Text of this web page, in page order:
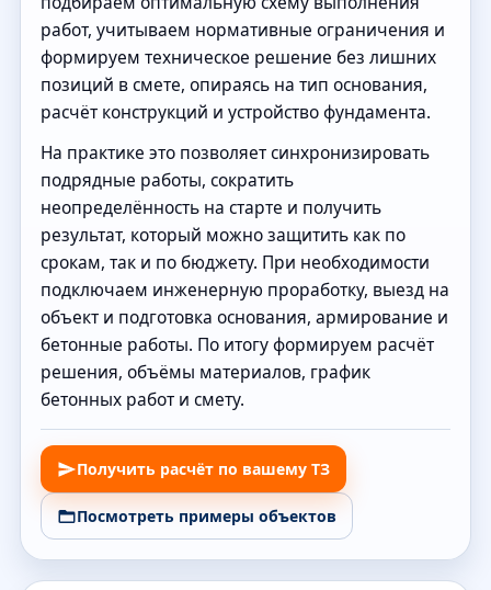
работ, учитываем нормативные ограничения и
формируем техническое решение без лишних
позиций в смете, опираясь на тип основания,
расчёт конструкций и устройство фундамента.
На практике это позволяет синхронизировать
подрядные работы, сократить
неопределённость на старте и получить
результат, который можно защитить как по
срокам, так и по бюджету. При необходимости
подключаем инженерную проработку, выезд на
объект и подготовка основания, армирование и
бетонные работы. По итогу формируем расчёт
решения, объёмы материалов, график
бетонных работ и смету.
Получить расчёт по вашему ТЗ
Посмотреть примеры объектов